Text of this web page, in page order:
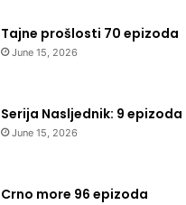
Tajne prošlosti 70 epizoda
June 15, 2026
Serija Nasljednik: 9 epizoda
June 15, 2026
Crno more 96 epizoda